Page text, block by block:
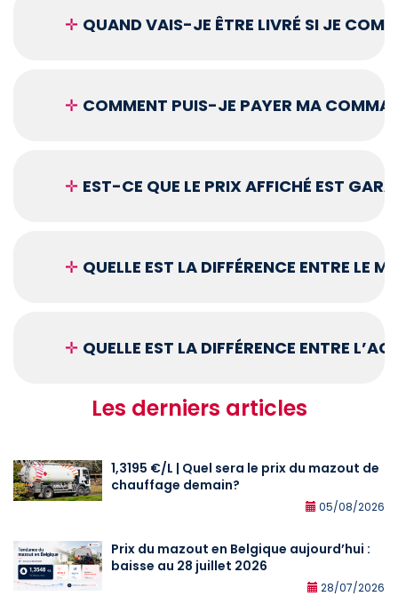
✛ QUAND VAIS-JE ÊTRE LIVRÉ SI JE
✛ COMMENT PUIS-JE PAYER MA
✛ EST-CE QUE LE PRIX AFFICHÉ EST
✛ QUELLE EST LA DIFFÉRENCE ENTRE LE
✛ QUELLE EST LA DIFFÉRENCE ENTRE
Les derniers articles
1,3195 €/L | Quel sera le prix du mazout de
chauffage demain?
05/08/2026
Prix du mazout en Belgique aujourd’hui :
baisse au 28 juillet 2026
28/07/2026